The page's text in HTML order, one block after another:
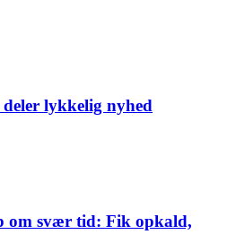
lykkelig nyhed
om svær tid: Fik opkald,